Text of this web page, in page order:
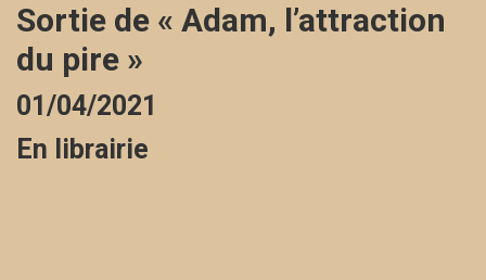
Sortie de « Adam, l’attraction
du pire »
01/04/2021
En librairie